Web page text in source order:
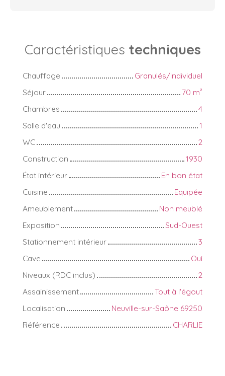
Caractéristiques techniques
Chauffage
Granulés/Individuel
Séjour
70 m²
Chambres
4
Salle d'eau
1
WC
2
Construction
1930
État intérieur
En bon état
Cuisine
Equipée
Ameublement
Non meublé
Exposition
Sud-Ouest
Stationnement intérieur
3
Cave
Oui
Niveaux (RDC inclus)
2
Assainissement
Tout à l'égout
Localisation
Neuville-sur-Saône 69250
Référence
CHARLIE